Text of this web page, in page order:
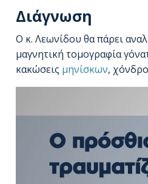
Διάγνωση
Ο κ. Λεωνίδου θα πάρει
μαγνητική τομογραφία
κακώσεις μηνίσκων,